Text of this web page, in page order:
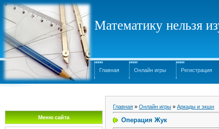
Математику нельзя
Главная Онлайн игры Регистрация
Меню сайта
Главная » Онлайн игры » Аркады и экшн
Операция Жук